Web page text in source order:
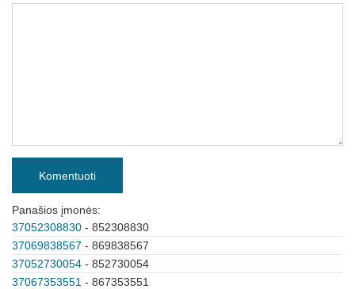
Komentuoti
Panašios įmonės:
37052308830 - 852308830
37069838567 - 869838567
37052730054 - 852730054
37067353551 - 867353551